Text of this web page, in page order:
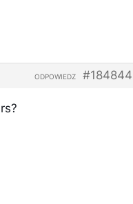
#184844
ODPOWIEDZ